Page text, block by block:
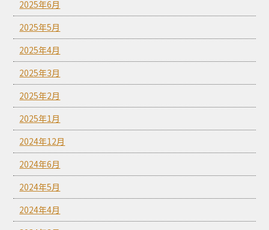
2025年6月
2025年5月
2025年4月
2025年3月
2025年2月
2025年1月
2024年12月
2024年6月
2024年5月
2024年4月